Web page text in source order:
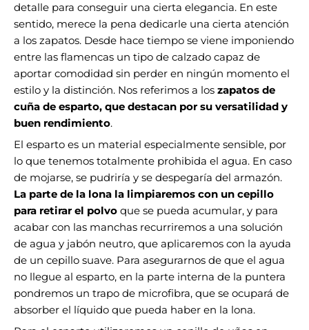
detalle para conseguir una cierta elegancia. En este
sentido, merece la pena dedicarle una cierta atención
a los zapatos. Desde hace tiempo se viene imponiendo
entre las flamencas un tipo de calzado capaz de
aportar comodidad sin perder en ningún momento el
estilo y la distinción. Nos referimos a los zapatos de
cuña de esparto, que destacan por su versatilidad y
buen rendimiento.
El esparto es un material especialmente sensible, por
lo que tenemos totalmente prohibida el agua. En caso
de mojarse, se pudriría y se despegaría del armazón.
La parte de la lona la limpiaremos con un cepillo
para retirar el polvo que se pueda acumular, y para
acabar con las manchas recurriremos a una solución
de agua y jabón neutro, que aplicaremos con la ayuda
de un cepillo suave. Para asegurarnos de que el agua
no llegue al esparto, en la parte interna de la puntera
pondremos un trapo de microfibra, que se ocupará de
absorber el líquido que pueda haber en la lona.